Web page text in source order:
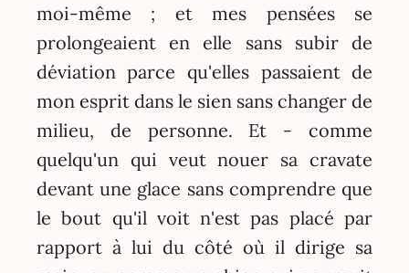
moi-même ; et mes pensées se
prolongeaient en elle sans subir de
déviation parce qu'elles passaient de
mon esprit dans le sien sans changer de
milieu, de personne. Et - comme
quelqu'un qui veut nouer sa cravate
devant une glace sans comprendre que
le bout qu'il voit n'est pas placé par
rapport à lui du côté où il dirige sa